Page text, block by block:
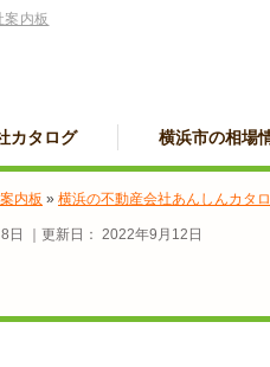
内板
カタログ 横浜市の相場
内板 » 横浜の不動産会社あんしんカタ
日 ｜更新日： 2022年9月12日